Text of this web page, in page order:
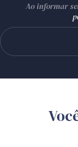
Ao informar